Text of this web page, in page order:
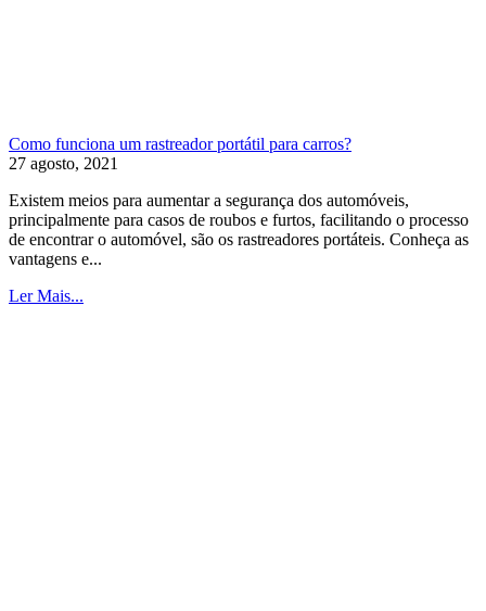
Como funciona um rastreador portátil para carros?
27 agosto, 2021
Existem meios para aumentar a segurança dos automóveis,
principalmente para casos de roubos e furtos, facilitando o processo
de encontrar o automóvel, são os rastreadores portáteis. Conheça as
vantagens e...
Ler Mais...